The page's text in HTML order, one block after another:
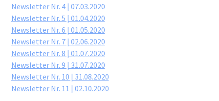
Newsletter Nr. 4 | 07.03.2020
Newsletter Nr. 5 | 01.04.2020
Newsletter Nr. 6 | 01.05.2020
Newsletter Nr. 7 | 02.06.2020
Newsletter Nr. 8 | 01.07.2020
Newsletter Nr. 9 | 31.07.2020
Newsletter Nr. 10 | 31.08.2020
Newsletter Nr. 11 | 02.10.2020